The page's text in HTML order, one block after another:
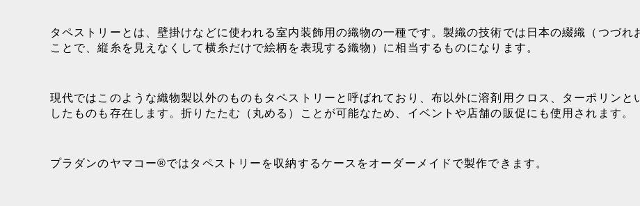
タペストリーとは、壁掛けなどに使われる室内装飾用の織物の一種です。製織の技術では日本の綴織（つづ
ことで、縦糸を見えなくして横糸だけで絵柄を表現する織物）に相当するものになります。
現代ではこのような織物製以外のものもタペストリーと呼ばれており、布以外に溶剤用クロス、ターポリンと
したものも存在します。折りたたむ（丸める）ことが可能なため、イベントや店舗の販促にも使用されます。
プラダンのヤマコー®ではタペストリーを収納するケースをオーダーメイドで製作できます。